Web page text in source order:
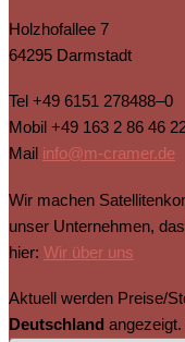
Holzhofallee 7
64295 Darmstadt
Tel +49 6151 278488–0
Mobil +49 163 2 86 46
Mail info@m-cramer.de
Wir machen
unser Unternehmen,
hier: Wir über uns
Aktuell werden Preise/
Deutschland